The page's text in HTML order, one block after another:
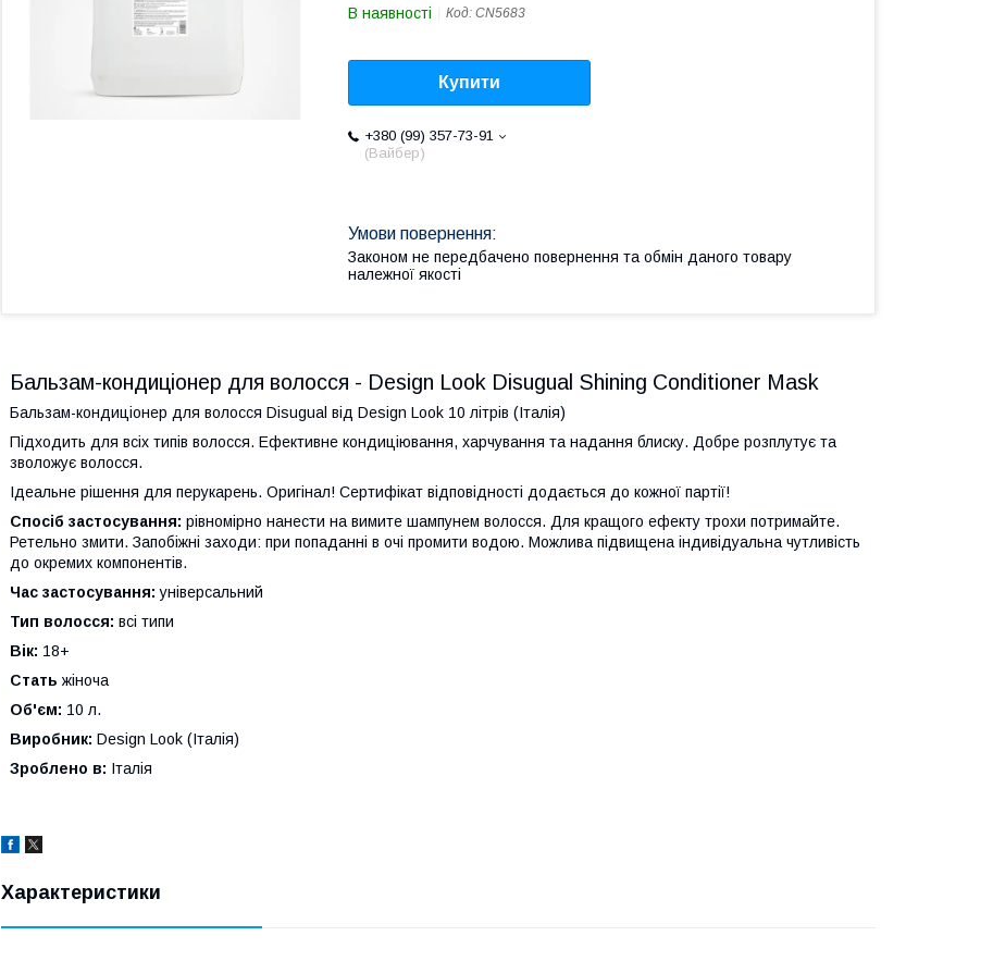
В наявності Код: CN5683
Купити
+380 (99) 357-73-91
(Вайбер)
Законом не передбачено повернення та обмін даного товару
належної якості
Бальзам-кондиціонер для волосся - Design Look Disugual Shining Conditioner Mask
Бальзам-кондиціонер для волосся Disugual від Design Look 10 літрів (Італія)
Підходить для всіх типів волосся. Ефективне кондиціювання, харчування та надання блиску. Добре розплутує та
зволожує волосся.
Ідеальне рішення для перукарень. Оригінал! Сертифікат відповідності додається до кожної партії!
Спосіб застосування: рівномірно нанести на вимите шампунем волосся. Для кращого ефекту трохи потримайте.
Ретельно змити. Запобіжні заходи: при попаданні в очі промити водою. Можлива підвищена індивідуальна чутливість
до окремих компонентів.
Час застосування: універсальний
Тип волосся: всі типи
Вік: 18+
Стать жіноча
Об'єм: 10 л.
Виробник: Design Look (Італія)
Зроблено в: Італія
Характеристики